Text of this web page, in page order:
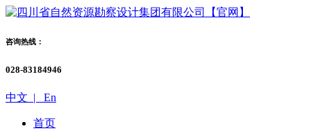
咨询热线：
028-83184946
中文 | En
首页